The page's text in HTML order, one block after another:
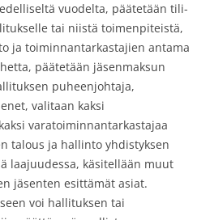
vuodelta, päätetään tili-
tai niistä toimenpiteistä,
ja toiminnantarkastajien antama
päätetään jäsenmaksun
puheenjohtaja,
valitaan kaksi
varatoiminnantarkastajaa
talous ja hallinto yhdistyksen
laajuudessa, käsitellään muut
jäsenten esittämät asiat.
voi hallituksen tai